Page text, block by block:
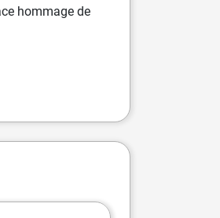
hommage de